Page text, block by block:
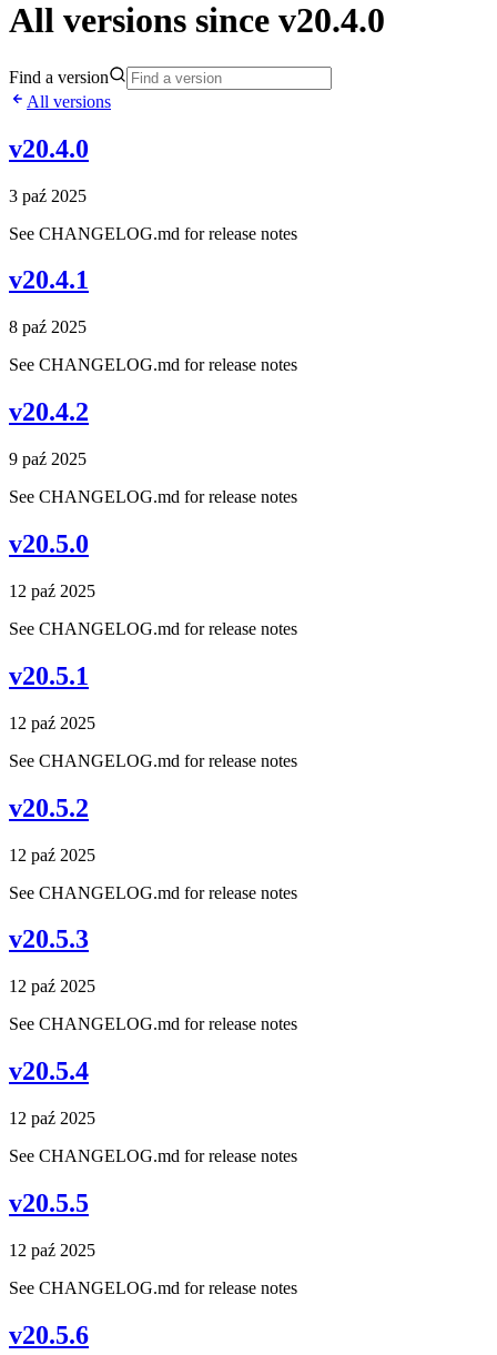
All versions since v20.4.0
Find a version
All versions
v20.4.0
3 paź 2025
See CHANGELOG.md for release notes
v20.4.1
8 paź 2025
See CHANGELOG.md for release notes
v20.4.2
9 paź 2025
See CHANGELOG.md for release notes
v20.5.0
12 paź 2025
See CHANGELOG.md for release notes
v20.5.1
12 paź 2025
See CHANGELOG.md for release notes
v20.5.2
12 paź 2025
See CHANGELOG.md for release notes
v20.5.3
12 paź 2025
See CHANGELOG.md for release notes
v20.5.4
12 paź 2025
See CHANGELOG.md for release notes
v20.5.5
12 paź 2025
See CHANGELOG.md for release notes
v20.5.6